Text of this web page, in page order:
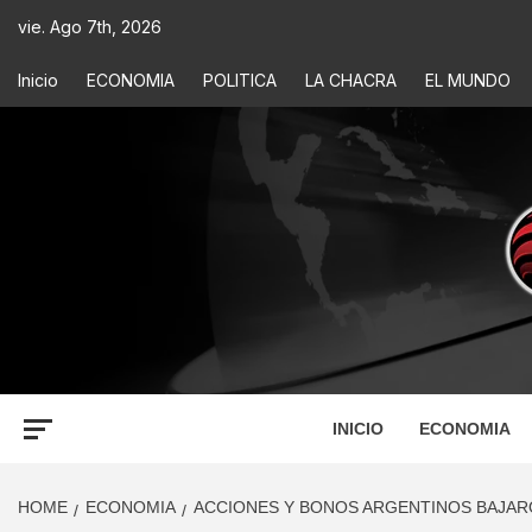
vie. Ago 7th, 2026
Inicio ECONOMIA POLITICA LA CHACRA EL MUNDO
INICIO ECONOMIA
HOME ECONOMIA ACCIONES Y BONOS ARGENTINOS